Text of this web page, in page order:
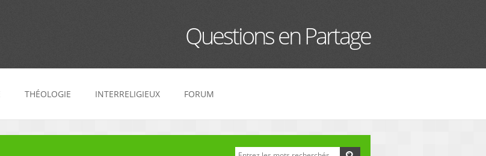
Questions en Partage
THÉOLOGIE INTERRELIGIEUX FORUM
Recherche